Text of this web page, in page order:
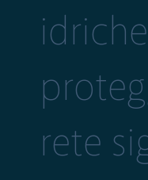
rete